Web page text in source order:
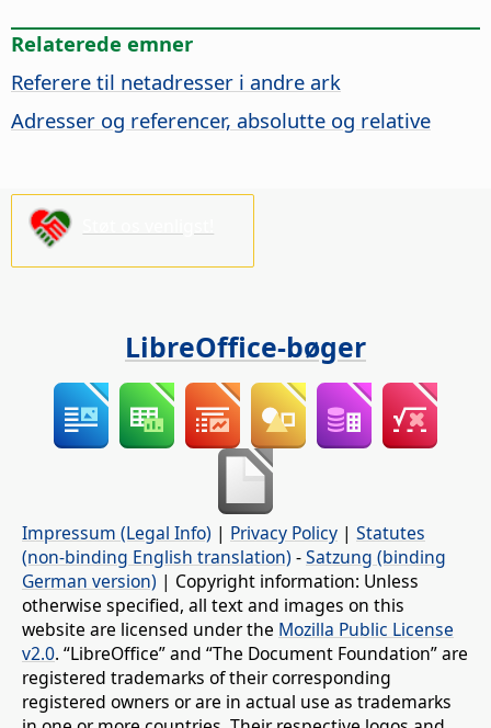
Relaterede emner
Referere til netadresser i andre ark
Adresser og referencer, absolutte og relative
LibreOffice-bøger
Impressum (Legal Info) | Privacy Policy | Statutes
(non-binding English translation) -Satzung (binding
German version) | Copyright information: Unless
otherwise specified, all text and images on this
website are licensed under the Mozilla Public License
v2.0. “LibreOffice” and “The Document Foundation” are
registered trademarks of their corresponding
registered owners or are in actual use as trademarks